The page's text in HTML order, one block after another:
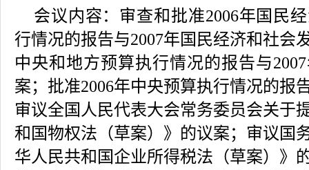
会议内容： 审查和批准2006年国民
行情况的报告与2007年国民经济和社会
中央和地方预算执行情况的报告与
案；批准2006年中央预算执行情况的报
审议全国人民代表大会常务委员会关于
和国物权法（草案）》的议案；审议国
华人民共和国企业所得税法（草案）》